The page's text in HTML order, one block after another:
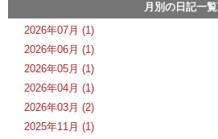
月別の日記一覧
2026年07月 (1)
2026年06月 (1)
2026年05月 (1)
2026年04月 (1)
2026年03月 (2)
2025年11月 (1)